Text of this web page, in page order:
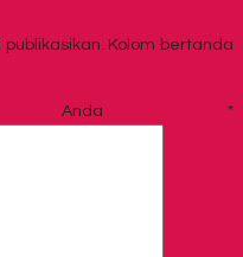
Kolom bertanda
*